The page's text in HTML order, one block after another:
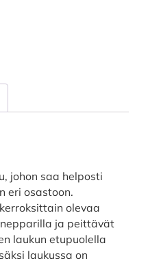
johon saa helposti
eri osastoon.
olevaa
ja peittävät
laukun etupuolella
laukussa on